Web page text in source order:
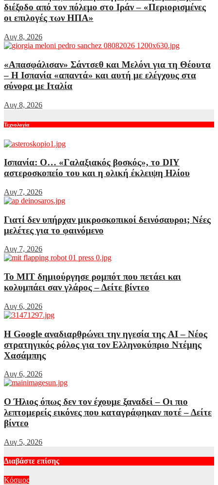
διέξοδο από τον πόλεμο στο Ιράν – «Περιορισμένες
οι επιλογές των ΗΠΑ»
Αυγ 8, 2026
«Απασφάλισαν» Σάντσεθ και Μελόνι για τη Θέουτα
– Η Ισπανία «απαντά» και αυτή με ελέγχους στα
σύνορα με Ιταλία
Αυγ 8, 2026
Τεχνολογία
Ισπανία: Ο… «Γαλαξιακός βοσκός», το DIY
αστεροσκοπείο του και η ολική έκλειψη Ηλίου
Αυγ 7, 2026
Γιατί δεν υπήρχαν μικροσκοπικοί δεινόσαυροι; Νέες
μελέτες για το φαινόμενο
Αυγ 7, 2026
Το MIT δημιούργησε ρομπότ που πετάει και
κολυμπάει σαν γλάρος – Δείτε βίντεο
Αυγ 6, 2026
Η Google αναδιαρθρώνει την ηγεσία της AI – Νέος
στρατηγικός ρόλος για τον Ελληνοκύπριο Ντέμης
Χασάμπης
Αυγ 6, 2026
Ο Ήλιος όπως δεν τον έχουμε ξαναδεί – Οι πιο
λεπτομερείς εικόνες που καταγράφηκαν ποτέ – Δείτε
βίντεο
Αυγ 5, 2026
Διαβάστε επίσης
Κόσμος